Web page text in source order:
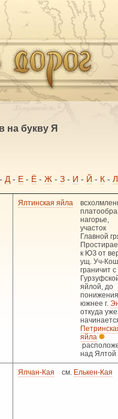
на букву Я
- Д - Е - Ё - Ж - З - И - Й - К - Л
Ялтинская яйла
нагорье,
участок
Главной
к ЮЗ от
ущ. Уч-
граничит с
яйлой, до
понижения
южнее г.
откуда уже
яйла
над Ялтой
Ялчан-Кая см. Елькен-Кая